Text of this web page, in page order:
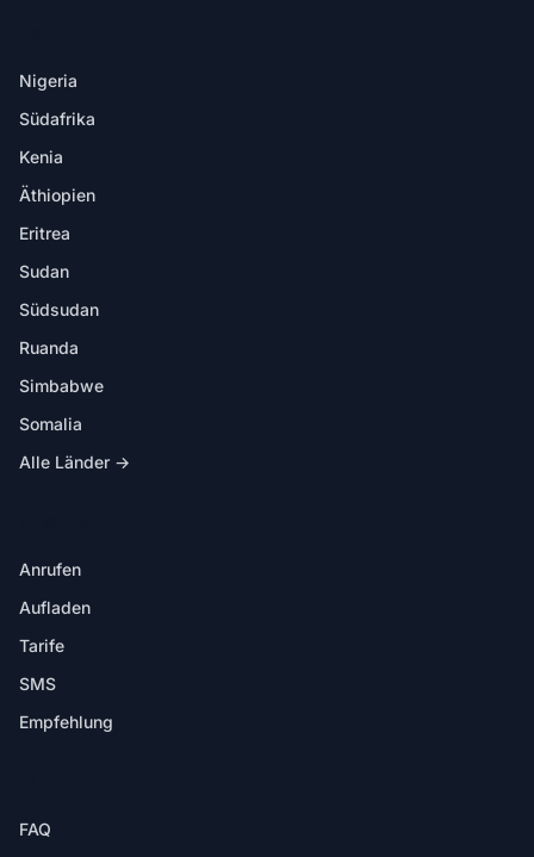
Nigeria
Südafrika
Kenia
Äthiopien
Eritrea
Sudan
Südsudan
Ruanda
Simbabwe
Somalia
Alle Länder →
Anrufen
Aufladen
Tarife
SMS
Empfehlung
FAQ